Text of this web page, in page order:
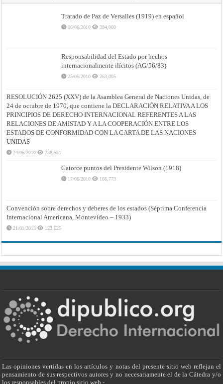
Tratado de Paz de Versalles (1919) en español
06/06/2010 394,000
Responsabilidad del Estado por hechos
internacionalmente ilícitos (AG/56/83)
25/06/2010 263,005
RESOLUCIÓN 2625 (XXV) de la Asamblea General de Naciones Unidas, de
24 de octubre de 1970, que contiene la DECLARACIÓN RELATIVA A LOS
PRINCIPIOS DE DERECHO INTERNACIONAL REFERENTES A LAS
RELACIONES DE AMISTAD Y A LA COOPERACIÓN ENTRE LOS
ESTADOS DE CONFORMIDAD CON LA CARTA DE LAS NACIONES
UNIDAS
24/06/2010 238,581
Catorce puntos del Presidente Wilson (1918)
17/06/2010 166,773
Convención sobre derechos y deberes de los estados (Séptima Conferencia
Internacional Americana, Montevideo – 1933)
21/01/2013 123,625
Las opiniones vertidas en los artículos y notas del presente sitio web reflejan el
pensamiento de sus respectivos autores y no necesariamente el de la Cátedra y/o
los responsables del propio sitio web.-